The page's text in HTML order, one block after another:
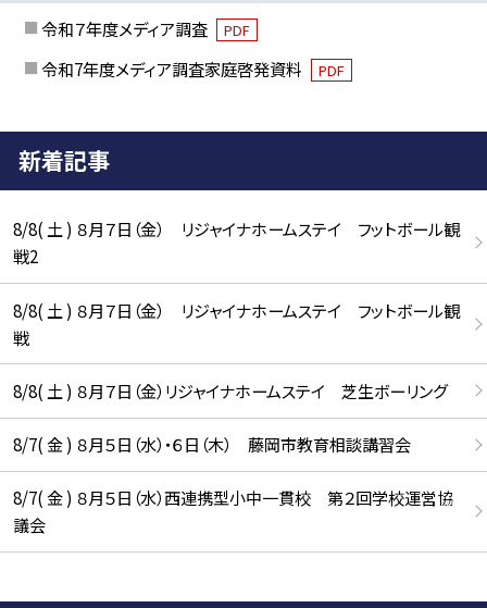
令和７年度メディア調査 PDF
令和7年度メディア調査家庭啓発資料 PDF
新着記事
8/8( 土 ) ８月７日（金） リジャイナホームステイ フットボール観
戦2
8/8( 土 ) ８月７日（金） リジャイナホームステイ フットボール観
戦
8/8( 土 ) ８月７日（金）リジャイナホームステイ 芝生ボーリング
8/7( 金 ) ８月５日（水）・６日（木） 藤岡市教育相談講習会
8/7( 金 ) ８月５日（水）西連携型小中一貫校 第２回学校運営協
議会